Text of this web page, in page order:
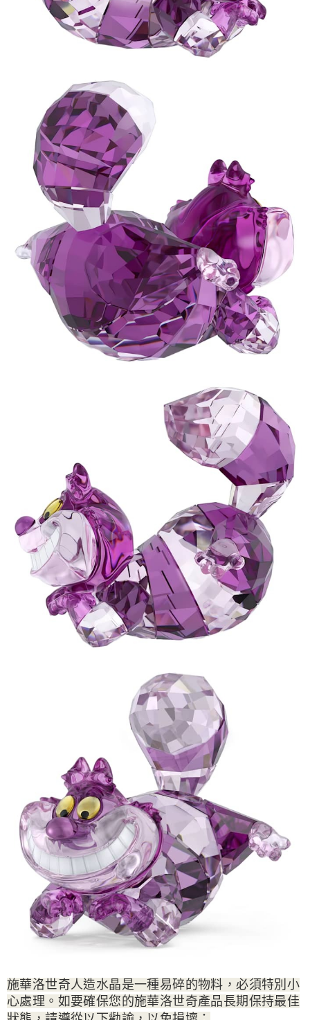
請求用戶進行身份認證。
５．嚴禁一人註冊多個帳號或使用他人資訊註冊。若發現惡意使用之情形，
恩沛科技股份有限公司將有權停止該用戶之使用額度並採取法律行動。
施華洛世奇人造水晶是一種易碎的物料，必須特別小
心處理。如要確保您的施華洛世奇產品長期保持最佳